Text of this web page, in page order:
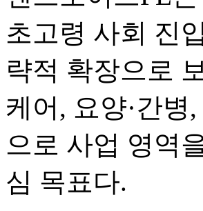
초고령 사회 진
략적 확장으로
케어, 요양·간
으로 사업 영역
심 목표다.